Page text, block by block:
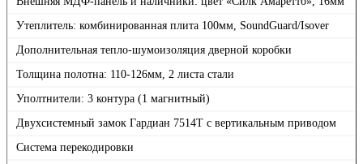
Утеплитель: комбинированная плита 100мм, SoundGuard/Isover
Дополнительная тепло-шумоизоляция дверной коробки
Толщина полотна: 110-126мм, 2 листа стали
Уполтнители: 3 контура (1 магнитный)
Двухсистемный замок Гардиан 7514Т с вертикальным приводом
Система перекодировки